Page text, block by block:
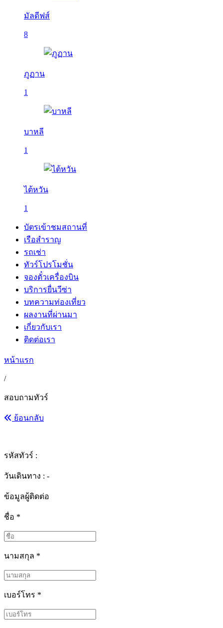
มัลดีฟส์
8
ภูฏาน
1
บาหลี
1
ไต้หวัน
1
บัตรเข้าชมสถานที่
เรือสำราญ
รถเช่า
ทัวร์โปรโมชั่น
จองตั๋วเครื่องบิน
บริการยื่นวีซ่า
บทความท่องเที่ยว
ผลงานที่ผ่านมา
เกี่ยวกับเรา
ติดต่อเรา
หน้าแรก
/
สอบถามทัวร์
ย้อนกลับ
รหัสทัวร์ :
วันเดินทาง : -
ข้อมูลผู้ติดต่อ
ชื่อ *
นามสกุล *
เบอร์โทร *